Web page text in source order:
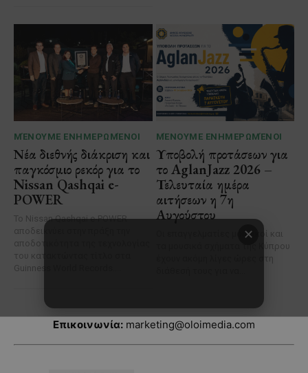
Επικοινωνία: marketing@oloimedia.com